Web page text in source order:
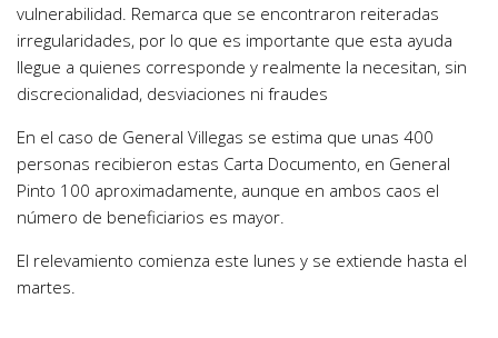
vulnerabilidad. Remarca que se encontraron reiteradas
irregularidades, por lo que es importante que esta ayuda
llegue a quienes corresponde y realmente la necesitan, sin
discrecionalidad, desviaciones ni fraudes
En el caso de General Villegas se estima que unas 400
personas recibieron estas Carta Documento, en General
Pinto 100 aproximadamente, aunque en ambos caos el
número de beneficiarios es mayor.
El relevamiento comienza este lunes y se extiende hasta el
martes.